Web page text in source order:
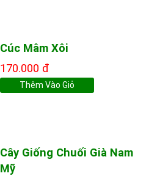
Cúc Mâm Xôi
170.000 đ
Thêm Vào Giỏ
Cây Giống Chuối Già Nam
Mỹ